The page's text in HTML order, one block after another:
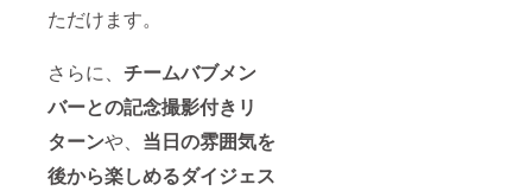
ただけます。
さらに、 チームバブメン
バーとの記念撮影付きリ
ターンや、 当日の雰囲気を
後から楽しめるダイジェス